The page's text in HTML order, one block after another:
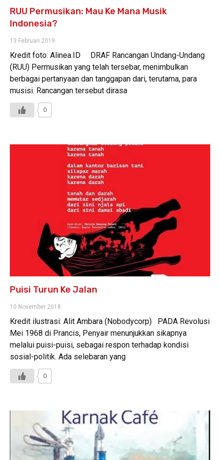
RUU Permusikan: Mau Ke Mana Musik
Indonesia?
13 Februari 2019
Kredit foto: Alinea.ID DRAF Rancangan Undang-Undang
(RUU) Permusikan yang telah tersebar, menimbulkan
berbagai pertanyaan dan tanggapan dari, terutama, para
musisi. Rancangan tersebut dirasa
0
Puisi Turun Ke Jalan
10 November 2018
Kredit ilustrasi: Alit Ambara (Nobodycorp) PADA Revolusi
Mei 1968 di Prancis, Penyair menunjukkan sikapnya
melalui puisi-puisi, sebagai respon terhadap kondisi
sosial-politik. Ada selebaran yang
0